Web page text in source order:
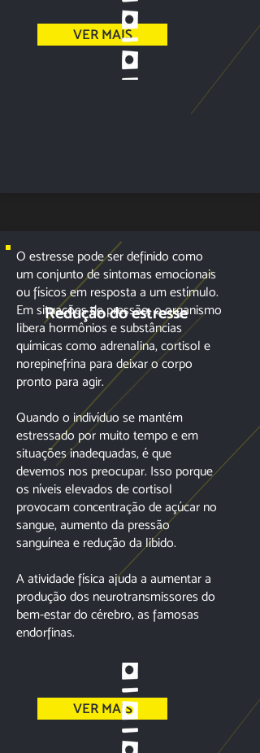
VER MAIS
Redução do estresse
O estresse pode ser definido como
um conjunto de sintomas emocionais
ou físicos em resposta a um estímulo.
Em situações de pressão, o organismo
libera hormônios e substâncias
químicas como adrenalina, cortisol e
norepinefrina para deixar o corpo
pronto para agir.
Quando o indivíduo se mantém
estressado por muito tempo e em
situações inadequadas, é que
devemos nos preocupar. Isso porque
os níveis elevados de cortisol
provocam concentração de açúcar no
sangue, aumento da pressão
sanguínea e redução da libido.
A atividade física ajuda a aumentar a
produção dos neurotransmissores do
bem-estar do cérebro, as famosas
endorfinas.
VER MAIS